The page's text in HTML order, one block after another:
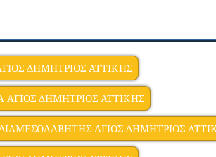
ΔΗΜΗΤΡΙΟΣ ΑΤΤΙΚΗΣ
ΑΓΙΟΣ ΔΗΜΗΤΡΙΟΣ ΑΤΤΙΚΗΣ
ΑΓΙΟΣ ΔΗΜΗΤΡΙΟΣ